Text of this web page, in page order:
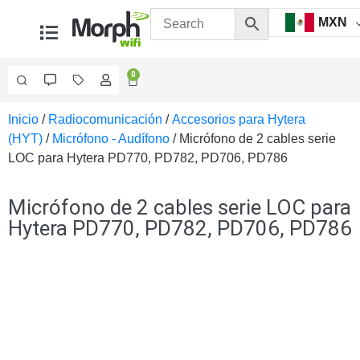
MXN
0
Videovigilancia
Accesorios
Generales
Ethernet y
FibraAccesorios
para
Inicio / Radiocomunicación /Accesorios para Hytera
(HYT) / Micrófono - Audífono / Micrófono de 2 cables serie
LOC para Hytera PD770, PD782, PD706, PD786
Micrófono de 2 cables serie LOC para
Hytera PD770, PD782, PD706, PD786